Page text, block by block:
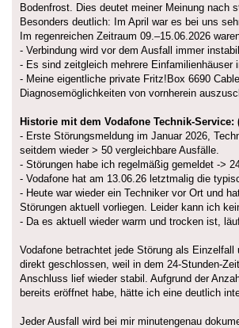
Bodenfrost. Dies deutet meiner Meinung nach
Besonders deutlich: Im April war es bei uns
Im regenreichen Zeitraum 09.–15.06.2026
- Verbindung wird vor dem Ausfall immer
- Es sind zeitgleich mehrere Einfamilienhäuser
- Meine eigentliche private Fritz!Box 6690
Diagnosemöglichkeiten von vornherein
Historie mit dem Vodafone Technik-Service:
- Erste Störungsmeldung im Januar 2026,
seitdem wieder > 50 vergleichbare Ausfälle.
- Störungen habe ich regelmäßig gemeldet ->
- Vodafone hat am 13.06.26 letztmalig die
- Heute war wieder ein Techniker vor Ort und
Störungen aktuell vorliegen. Leider kann ich
- Da es aktuell wieder warm und trocken ist,
Vodafone betrachtet jede Störung als
direkt geschlossen, weil in dem 24-Stunden-
Anschluss lief wieder stabil. Aufgrund der
bereits eröffnet habe, hätte ich eine deutlich
Jeder Ausfall wird bei mir minutengenau